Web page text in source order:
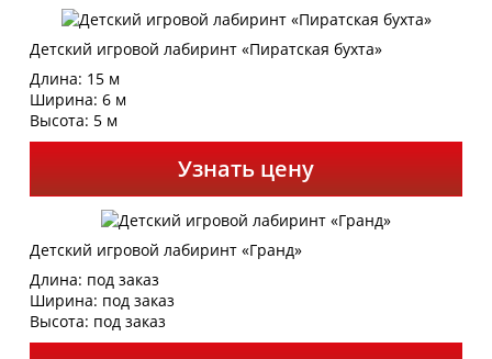
Детский игровой лабиринт «Пиратская бухта»
Длина: 15 м
Ширина: 6 м
Высота: 5 м
Узнать цену
Детский игровой лабиринт «Гранд»
Длина: под заказ
Ширина: под заказ
Высота: под заказ